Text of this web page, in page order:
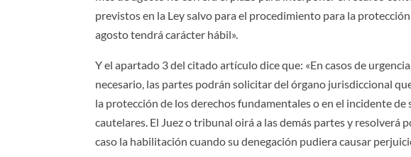
previstos en la Ley salvo para el procedimiento para la
agosto tendrá carácter hábil».
Y el apartado 3 del citado artículo dice que: «En casos de
necesario, las partes podrán solicitar del órgano jurisdiccional
la protección de los derechos fundamentales o en el incidente
cautelares. El Juez o tribunal oirá a las demás partes y resolverá
caso la habilitación cuando su denegación pudiera causar